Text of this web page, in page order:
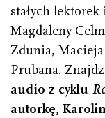
stałych
Magdaleny
Zdunia,
Prubana.
audio z cyklu
autorkę,